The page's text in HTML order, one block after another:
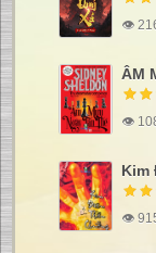
👁
ÂM
👁
Kim
👁